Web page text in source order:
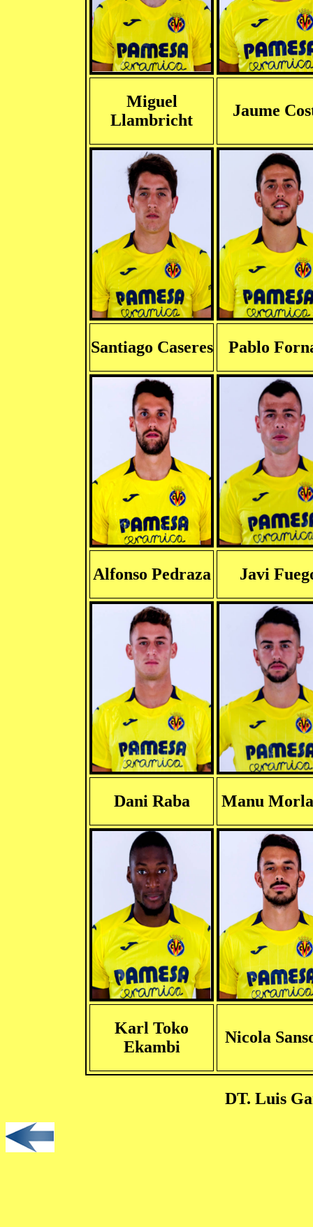
Miguel
Llambricht
Jaume
Santiago Caseres Pablo
Alfonso Pedraza Javi
Dani Raba Manu
Karl Toko
Ekambi
Nicola
DT. Luis